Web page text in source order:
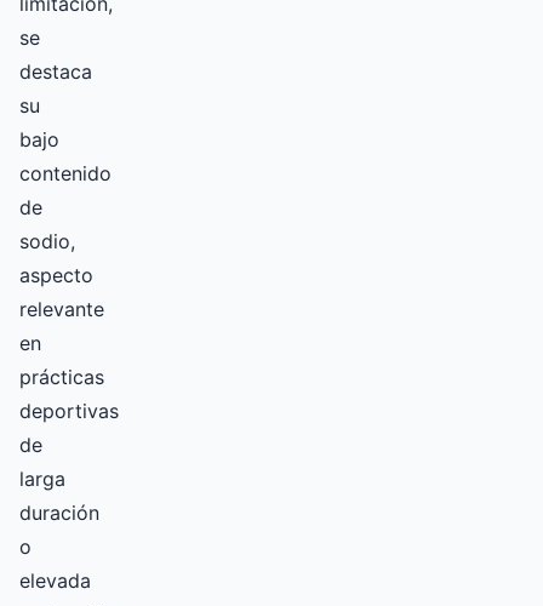
se
destaca
su
bajo
contenido
de
sodio,
aspecto
relevante
en
prácticas
deportivas
de
larga
duración
o
elevada